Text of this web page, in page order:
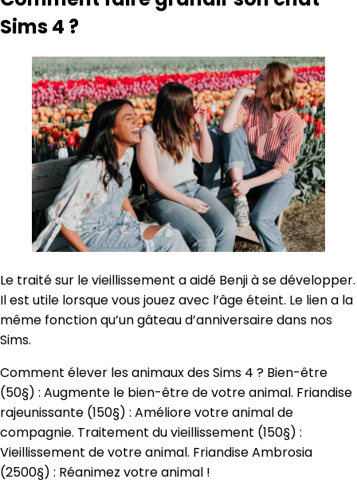
Sims 4 ?
Le traité sur le vieillissement a aidé Benji à se développer.
Il est utile lorsque vous jouez avec l’âge éteint. Le lien a la
même fonction qu’un gâteau d’anniversaire dans nos
Sims.
Comment élever les animaux des Sims 4 ? Bien-être
(50§) : Augmente le bien-être de votre animal. Friandise
rajeunissante (150§) : Améliore votre animal de
compagnie. Traitement du vieillissement (150§) :
Vieillissement de votre animal. Friandise Ambrosia
(2500§) : Réanimez votre animal !